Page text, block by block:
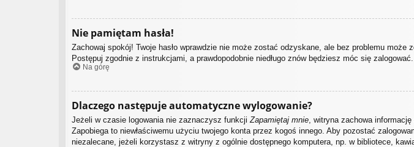
Nie pamiętam hasła!
Zachowaj spokój! Twoje hasło wprawdzie nie może zostać odzyskane, ale bez problemu
Postępuj zgodnie z instrukcjami, a prawdopodobnie niedługo znów będziesz móc się zalogować.
Na górę
Dlaczego następuje automatyczne wylogowanie?
Jeżeli w czasie logowania nie zaznaczysz funkcji Zapamiętaj mnie , witryna zachowa
Zapobiega to niewłaściwemu użyciu twojego konta przez kogoś innego. Aby pozostać
niezalecane, jeżeli korzystasz z witryny z ogólnie dostępnego komputera, np. w bibliotece,